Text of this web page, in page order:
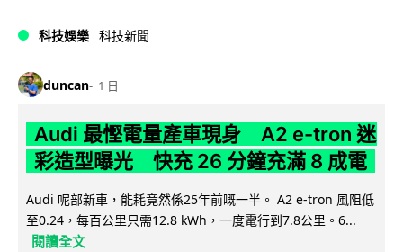
科技娛樂 科技新聞
duncan 1 日
Audi 最慳電量產車現身 A2 e-tron 迷
彩造型曝光 快充 26 分鐘充滿 8 成電
Audi 呢部新車，能耗竟然係25年前嘅一半。 A2 e-tron 風阻低
至0.24，每百公里只需12.8 kWh，一度電行到7.8公里。6...
閱讀全文